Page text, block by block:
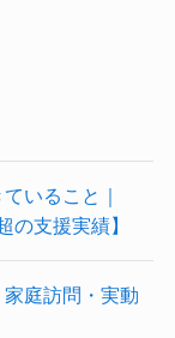
いること｜
の支援実績】
庭訪問・実動